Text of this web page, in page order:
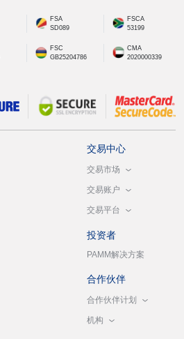
FSA
SD089
FSCA
53199
FSC
GB25204786
CMA
2020000339
交易中心
交易市场
交易账户
交易平台
投资者
PAMM解决方案
合作伙伴
合作伙伴计划
机构